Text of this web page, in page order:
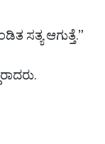
ಸತ್ಯ ಆಗುತ್ತೆ.”